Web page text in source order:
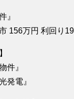
』
万円 利回り
』
電』